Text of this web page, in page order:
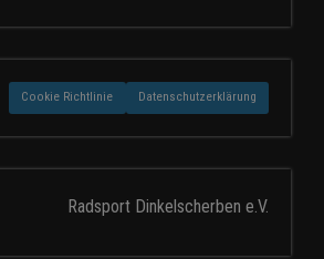
Cookie Richtlinie Datenschutzerklärung
Radsport Dinkelscherben e.V.